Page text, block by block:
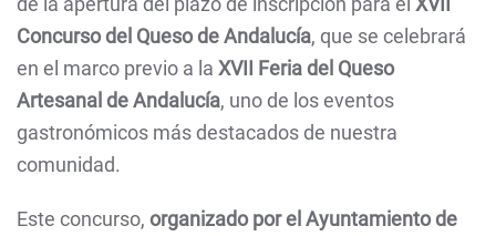
Concurso del Queso de Andalucía, que se celebrará
en el marco previo a la XVII Feria del Queso
Artesanal de Andalucía, uno de los eventos
gastronómicos más destacados de nuestra
comunidad.
Este concurso, organizado por el Ayuntamiento de